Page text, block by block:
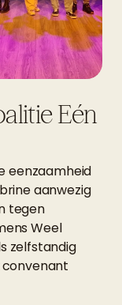
Eén
eenzaamheid
aanwezig
tegen
Weel
zelfstandig
convenant